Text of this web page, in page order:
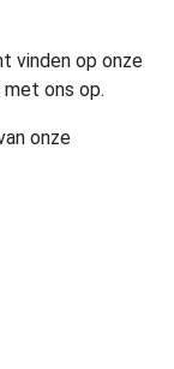
vinden op onze
ons op.
onze